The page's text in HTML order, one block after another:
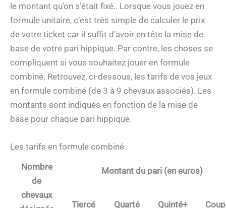
le montant qu’on s’était fixé.. Lorsque vous jouez en
formule unitaire, c’est très simple de calculer le prix
de votre ticket car il suffit d’avoir en tête la mise de
base de votre pari hippique. Par contre, les choses se
compliquent si vous souhaitez jouer en formule
combiné. Retrouvez, ci-dessous, les tarifs de vos jeux
en formule combiné (de 3 à 9 chevaux associés). Les
montants sont indiqués en fonction de la mise de
base pour chaque pari hippique.
Les tarifs en formule combiné
Nombre
de
chevaux
Montant du pari (en euros)
Tiercé Quarté Quinté+